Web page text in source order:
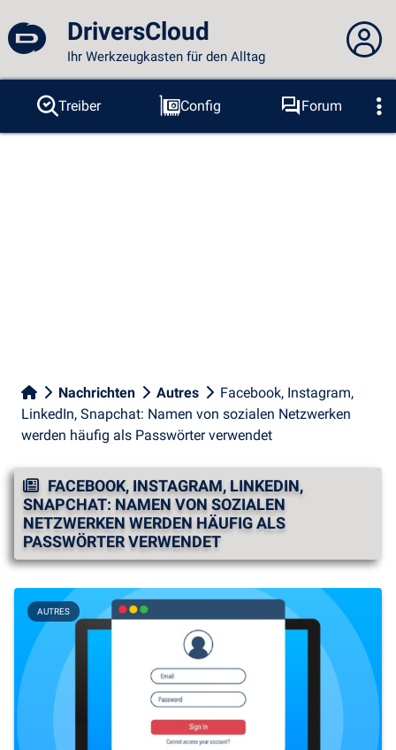
DriversCloud
Ihr Werkzeugkasten für den Alltag
Sie sind nicht angemeldet...
Anmelden
Treiber Config
Forum
Sonden
BSOD Tools
Nachrichten Autres
Facebook, Instagram,
LinkedIn, Snapchat: Namen von sozialen Netzwerken
werden häufig als Passwörter verwendet
FACEBOOK, INSTAGRAM, LINKEDIN,
SNAPCHAT: NAMEN VON SOZIALEN
NETZWERKEN WERDEN HÄUFIG ALS
PASSWÖRTER VERWENDET
AUTRES